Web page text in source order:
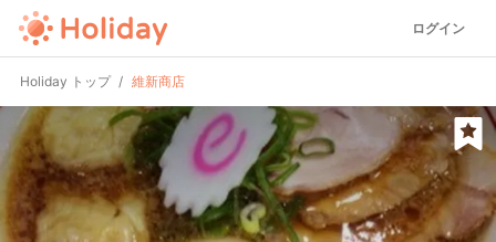
ログイン
Holiday トップ 維新商店